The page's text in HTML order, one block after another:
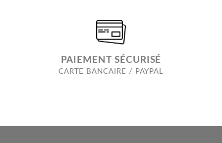
PAIEMENT SÉCURISÉ
CARTE BANCAIRE / PAYPAL